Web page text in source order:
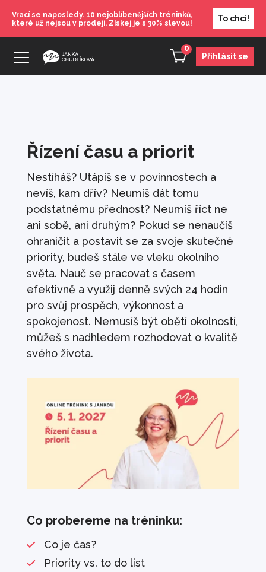
Vrací se naposledy. 10 nejoblíbenějších tréninků,
které už nejsou v prodeji. Získej je s 30% slevou!
To chci!
0
Přihlásit se
Řízení času a priorit
Nestíháš? Utápíš se v povinnostech a
nevíš, kam dřív? Neumíš dát tomu
podstatnému přednost? Neumíš říct ne
ani sobě, ani druhým? Pokud se nenaučíš
ohraničit a postavit se za svoje skutečné
priority, budeš stále ve vleku okolního
světa. Nauč se pracovat s časem
efektivně a využij denně svých 24 hodin
pro svůj prospěch, výkonnost a
spokojenost. Nemusíš být obětí okolností,
můžeš s nadhledem rozhodovat o kvalitě
svého života.
Co probereme na tréninku:
Co je čas?
Priority vs. to do list
100
získat respekt druhých
Jak se mít rád (přednáška)
490Kč + PŘIDAT
Seberozvojový maraton - Jak se
zbavit mindráků
Kč
Ranní a večerní rituály
490Kč + PŘIDAT
Já a máma
990Kč
Karta: Prosinec - Vize
100Kč + PŘIDAT
Seberozvojový maraton - Jak si věřit a
získat respekt druhých
630
Kč